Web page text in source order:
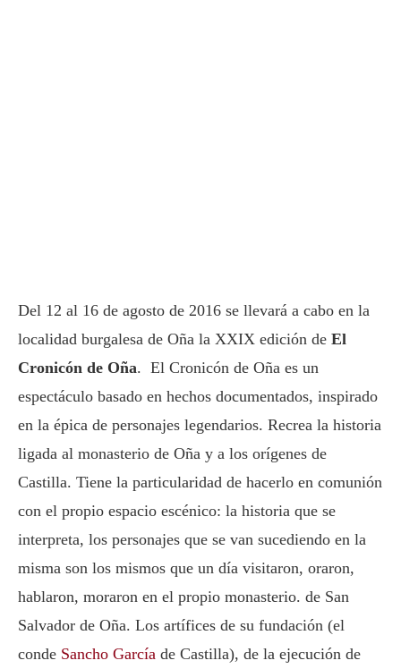
Del 12 al 16 de agosto de 2016 se llevará a cabo en la
localidad burgalesa de Oña la XXIX edición de El
Cronicón de Oña. El Cronicón de Oña es un
espectáculo basado en hechos documentados, inspirado
en la épica de personajes legendarios. Recrea la historia
ligada al monasterio de Oña y a los orígenes de
Castilla. Tiene la particularidad de hacerlo en comunión
con el propio espacio escénico: la historia que se
interpreta, los personajes que se van sucediendo en la
misma son los mismos que un día visitaron, oraron,
hablaron, moraron en el propio monasterio. de San
Salvador de Oña. Los artífices de su fundación (el
conde Sancho García de Castilla), de la ejecución de